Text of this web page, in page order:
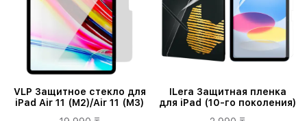
VLP Защитное стекло для
iPad Air 11 (M2)/Air 11 (M3)
ILera Защитная пленка
для iPad (10-го поколения)